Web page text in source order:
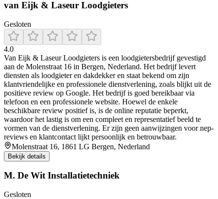
van Eijk & Laseur Loodgieters
Gesloten
4.0
Van Eijk & Laseur Loodgieters is een loodgietersbedrijf gevestigd
aan de Molenstraat 16 in Bergen, Nederland. Het bedrijf levert
diensten als loodgieter en dakdekker en staat bekend om zijn
klantvriendelijke en professionele dienstverlening, zoals blijkt uit de
positieve review op Google. Het bedrijf is goed bereikbaar via
telefoon en een professionele website. Hoewel de enkele
beschikbare review positief is, is de online reputatie beperkt,
waardoor het lastig is om een compleet en representatief beeld te
vormen van de dienstverlening. Er zijn geen aanwijzingen voor nep-
reviews en klantcontact lijkt persoonlijk en betrouwbaar.
Molenstraat 16, 1861 LG Bergen, Nederland
Bekijk details
M. De Wit Installatietechniek
Gesloten